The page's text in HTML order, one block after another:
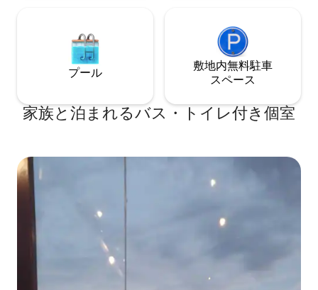
プール
敷地内無料駐⁠車
ス⁠ペ⁠ー⁠ス
家族と泊まれるバス・トイレ付き個室